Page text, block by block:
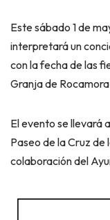
Este sábado 1 de
interpretará un
con la fecha de las
Granja de
El evento se llevará
Paseo de la Cruz
colaboración del